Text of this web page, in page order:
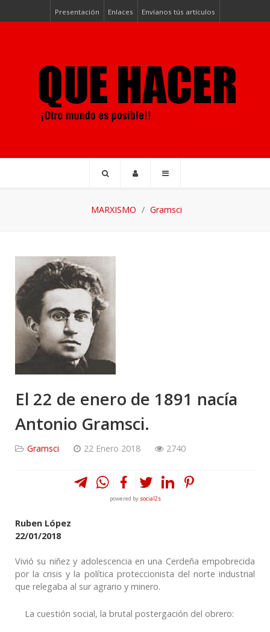
Presentación Enlaces Envíanos tús artículos
MARXISMO Gramsci
El 22 de enero de 1891 nacía
Antonio Gramsci.
Gramsci 22 Enero 2018 2740
powered by social2s
Ruben López
22/01/2018
Vivió su niñez y adolescencia en una Cerdeña empobrecida
por la crisis y la política proteccionista del norte industrial
que relegaba al sur agrario y minero.
La cuestión social, la brutal postergación del obrero: